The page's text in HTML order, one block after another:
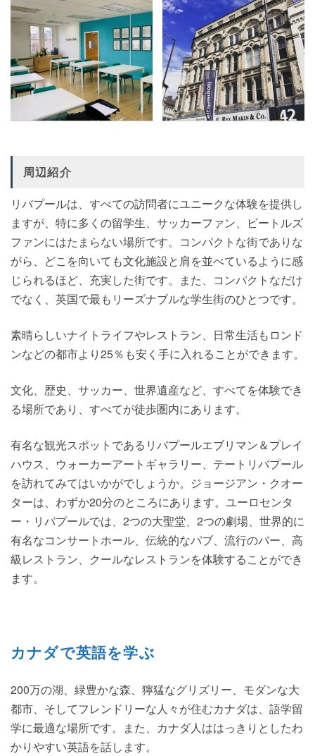
周辺紹介
リバプールは、すべての訪問者にユニークな体験を提供し
ますが、特に多くの留学生、サッカーファン、ビートルズ
ファンにはたまらない場所です。コンパクトな街でありな
がら、どこを向いても文化施設と肩を並べているように感
じられるほど、充実した街です。また、コンパクトなだけ
でなく、英国で最もリーズナブルな学生街のひとつです。
素晴らしいナイトライフやレストラン、日常生活もロンド
ンなどの都市より25％も安く手に入れることができます。
文化、歴史、サッカー、世界遺産など、すべてを体験でき
る場所であり、すべてが徒歩圏内にあります。
有名な観光スポットであるリバプールエブリマン＆プレイ
ハウス、ウォーカーアートギャラリー、テートリバプール
を訪れてみてはいかがでしょうか。ジョージアン・クオー
ターは、わずか20分のところにあります。ユーロセンタ
ー・リバプールでは、2つの大聖堂、2つの劇場、世界的に
有名なコンサートホール、伝統的なパブ、流行のバー、高
級レストラン、クールなレストランを体験することができ
ます。
カナダで英語を学ぶ
200万の湖、緑豊かな森、獰猛なグリズリー、モダンな大
都市、そしてフレンドリーな人々が住むカナダは、語学留
学に最適な場所です。また、カナダ人ははっきりとしたわ
かりやすい英語を話します。